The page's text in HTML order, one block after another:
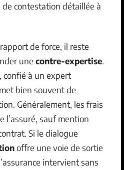
contestation détaillée à
de force, il reste
une contre-expertise.
confié à un expert
bien souvent de
Généralement, les frais
l’assuré, sauf mention
Si le dialogue
offre une voie de sortie
intervient sans